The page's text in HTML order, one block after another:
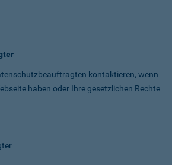
kontaktieren, wenn
haben oder Ihre gesetzlichen Rechte